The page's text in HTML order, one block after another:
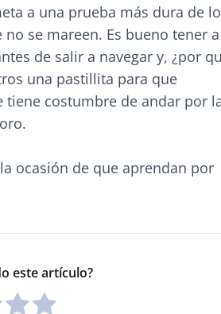
a una prueba más dura de lo
se mareen. Es bueno tener a
de salir a navegar y, ¿por
una pastillita para que
costumbre de andar por
ocasión de que aprendan por
este artículo?